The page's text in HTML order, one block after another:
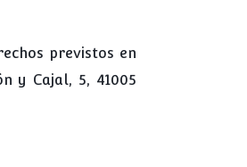
previstos en
y Cajal, 5, 41005